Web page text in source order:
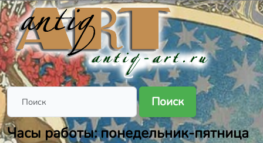
Поиск
Часы работы: понедельник-пятница